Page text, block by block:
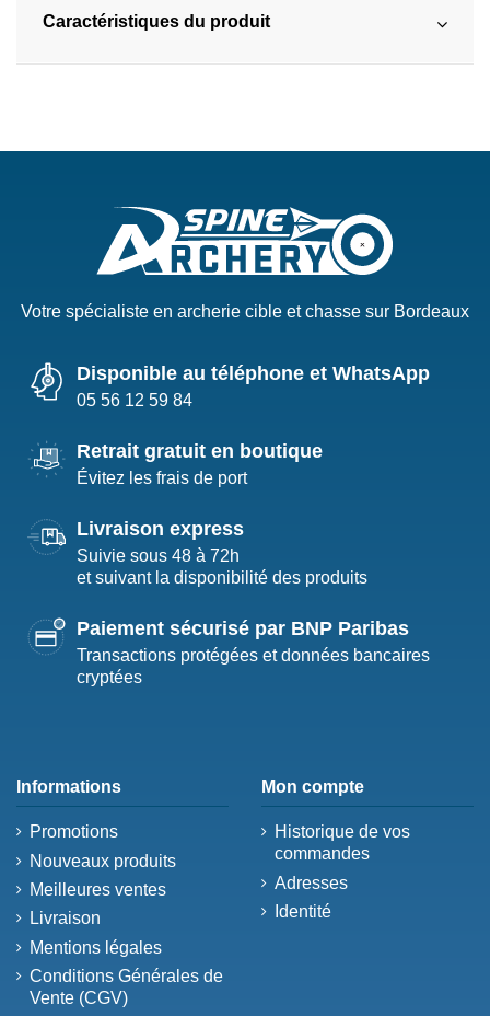
Caractéristiques du produit
Votre spécialiste en archerie cible et chasse sur Bordeaux
Disponible au téléphone et WhatsApp
05 56 12 59 84
Retrait gratuit en boutique
Évitez les frais de port
Livraison express
Suivie sous 48 à 72h
et suivant la disponibilité des produits
Paiement sécurisé par BNP Paribas
Transactions protégées et données bancaires
cryptées
Informations
Promotions
Nouveaux produits
Meilleures ventes
Livraison
Mentions légales
Conditions Générales de
Vente (CGV)
Mon compte
Historique de vos
commandes
Adresses
Identité